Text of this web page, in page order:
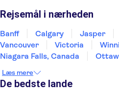
Rejsemål i nærheden
Banff Calgary Jasper
Vancouver
Victoria
Niagara Falls, Canada
Læs mere
De bedste lande